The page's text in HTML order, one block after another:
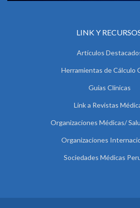
LINK Y
Artículos
Herramientas de Cálculo
Guías Clínicas
Link a Revistas
Organizaciones Médicas/
Organizaciones
Sociedades Médicas